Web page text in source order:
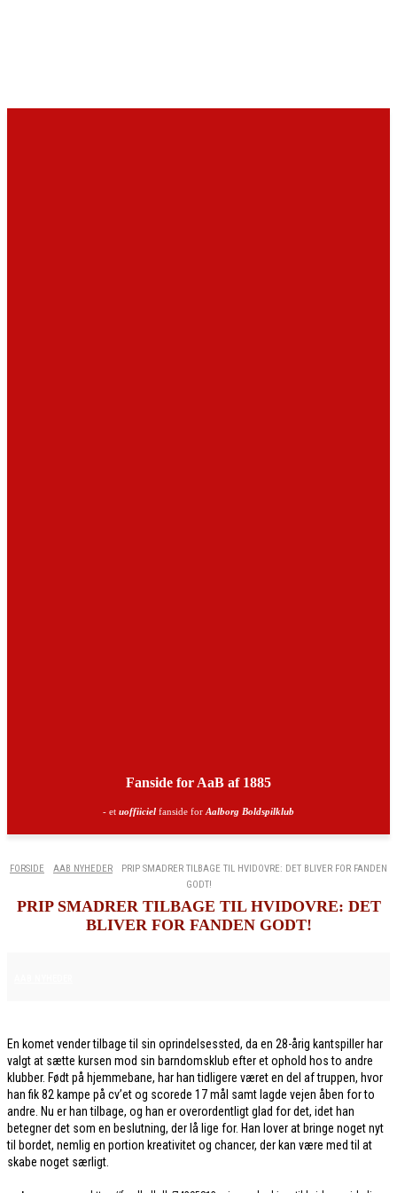
Fanside for AaB af 1885
- et uoffiiciel fanside for Aalborg Boldspilklub
FORSIDE AAB NYHEDER
PRIP SMADRER TILBAGE TIL HVIDOVRE: DET BLIVER FOR FANDEN
GODT!
PRIP SMADRER TILBAGE TIL HVIDOVRE: DET
BLIVER FOR FANDEN GODT!
En komet vender tilbage til sin oprindelsessted, da en 28-årig kantspiller har
valgt at sætte kursen mod sin barndomsklub efter et ophold hos to andre
klubber. Født på hjemmebane, har han tidligere været en del af truppen, hvor
han fik 82 kampe på cv’et og scorede 17 mål samt lagde vejen åben for to
andre. Nu er han tilbage, og han er overordentligt glad for det, idet han
betegner det som en beslutning, der lå lige for. Han lover at bringe noget nyt
til bordet, nemlig en portion kreativitet og chancer, der kan være med til at
skabe noget særligt.